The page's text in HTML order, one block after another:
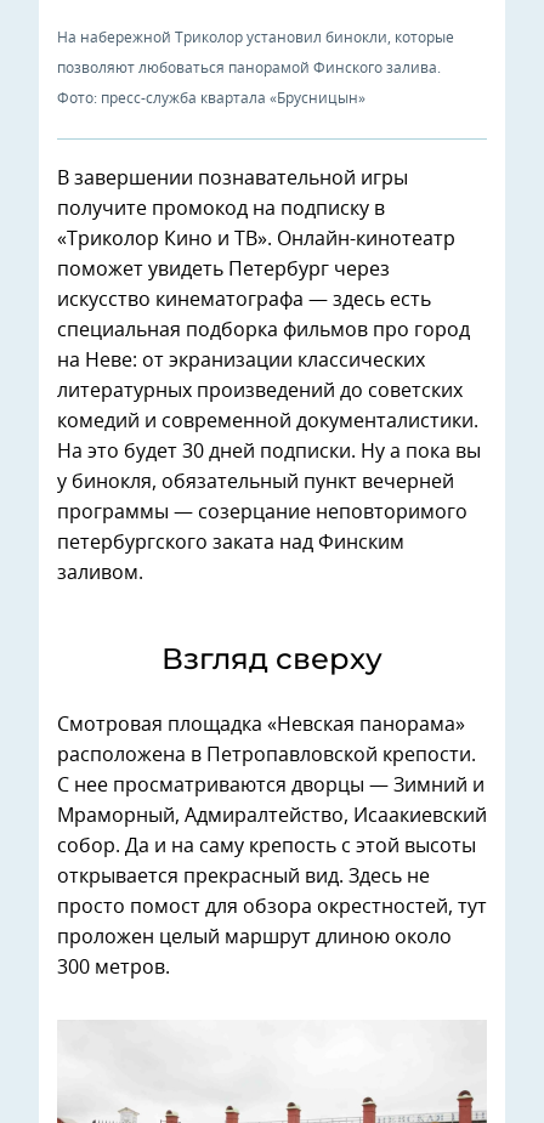
На набережной Триколор установил бинокли, которые
позволяют любоваться панорамой Финского залива.
Фото: пресс-служба квартала «Брусницын»
В завершении познавательной игры
получите промокод на подписку в
«Триколор Кино и ТВ». Онлайн-кинотеатр
поможет увидеть Петербург через
искусство кинематографа — здесь есть
специальная подборка фильмов про город
на Неве: от экранизации классических
литературных произведений до советских
комедий и современной документалистики.
На это будет 30 дней подписки. Ну а пока вы
у бинокля, обязательный пункт вечерней
программы — созерцание неповторимого
петербургского заката над Финским
заливом.
Взгляд сверху
Смотровая площадка «Невская панорама»
расположена в Петропавловской крепости.
С нее просматриваются дворцы — Зимний и
Мраморный, Адмиралтейство, Исаакиевский
собор. Да и на саму крепость с этой высоты
открывается прекрасный вид. Здесь не
просто помост для обзора окрестностей, тут
проложен целый маршрут длиною около
300 метров.